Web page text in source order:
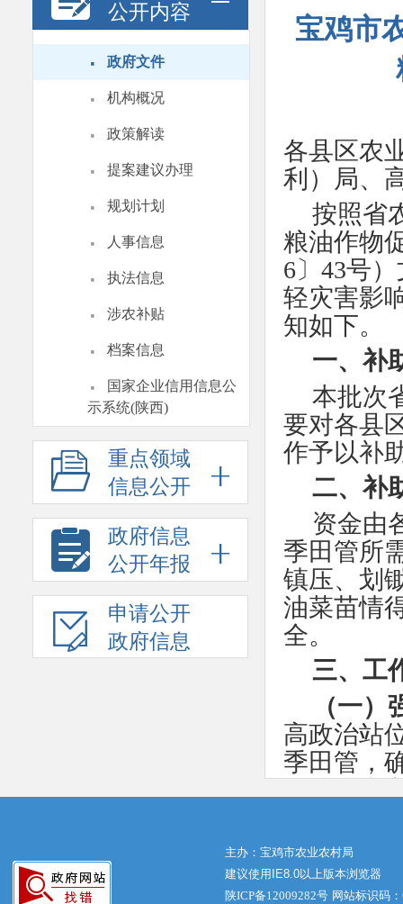
公开内容
· 政府文件
· 机构概况
· 政策解读
· 提案建议办理
· 规划计划
· 人事信息
· 执法信息
· 涉农补贴
· 档案信息
·
国家企业信用信息公
示系统(陕西)
重点领域
信息公开
政府信息
公开年报
申请公开
政府信息
宝鸡市
各县区农
利）局、
按照省
粮油作物
6〕43号
轻灾害影
知如下。
一、补
本批次
要对各县
作予以补
二、补
资金由
季田管所
镇压、划
油菜苗情
全。
三、工
（一
高政治站
季田管，
夏粮生产
期，全力
（二）
主办：宝鸡市农业农村局
建议使用IE8.0以上版本浏览器
陕ICP备12009282号 网站标识码